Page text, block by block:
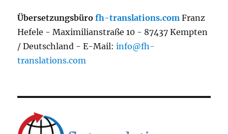
Übersetzungsbürofh-translations.com Franz
Hefele - Maximilianstraße 10 - 87437 Kempten
/ Deutschland - E-Mail:info@fh-
translations.com